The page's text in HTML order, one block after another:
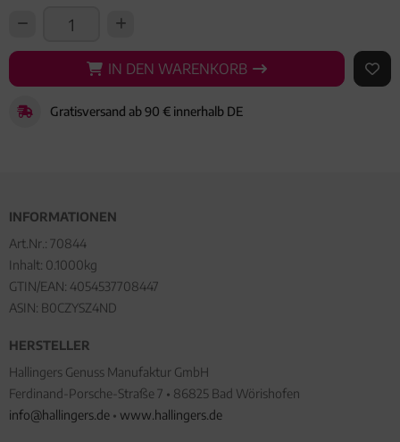
IN DEN WARENKORB
IN DEN WARENKORB AUF
Gratisversand ab 90 € innerhalb DE
INFORMATIONEN
Art.Nr.: 70844
Inhalt: 0.1000kg
GTIN/EAN: 4054537708447
ASIN: B0CZYSZ4ND
HERSTELLER
Hallingers Genuss Manufaktur GmbH
Ferdinand-Porsche-Straße 7 • 86825 Bad Wörishofen
info@hallingers.de • www.hallingers.de